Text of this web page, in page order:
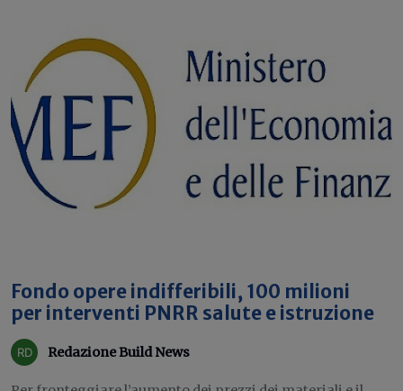
Fondo opere indifferibili, 100 milioni
per interventi PNRR salute e istruzione
Redazione Build News